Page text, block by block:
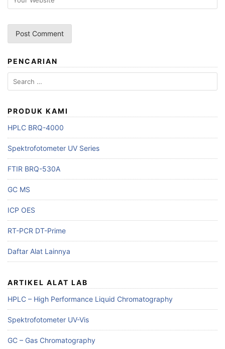
PENCARIAN
Search
for:
PRODUK KAMI
HPLC BRQ-4000
Spektrofotometer UV Series
FTIR BRQ-530A
GC MS
ICP OES
RT-PCR DT-Prime
Daftar Alat Lainnya
ARTIKEL ALAT LAB
HPLC – High Performance Liquid Chromatography
Spektrofotometer UV-Vis
GC – Gas Chromatography